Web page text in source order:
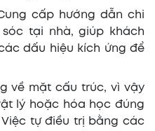
cấp hướng dẫn chi
tại nhà, giúp khách
dấu hiệu kích ứng để
về mặt cấu trúc, vì vậy
lý hoặc hóa học đúng
tự điều trị bằng các